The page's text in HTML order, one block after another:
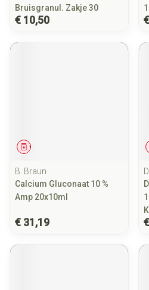
Bruisgranul. Zakje 30
€ 10,50
Geneesmiddel
B. Braun
Calcium Gluconaat 10 %
Amp 20x10ml
€ 31,19